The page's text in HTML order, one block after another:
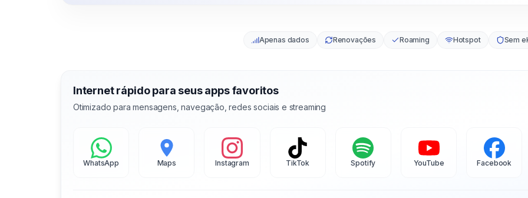
Apenas dados Renovações Roaming Hotspot Sem
Internet rápido para seus apps favoritos
Otimizado para mensagens, navegação, redes sociais e streaming
WhatsApp Maps Instagram TikTok Spotify YouTube Facebook